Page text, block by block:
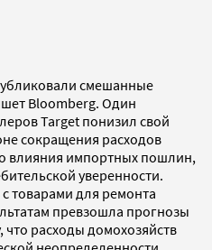
смешанные
Bloomberg. Один
Target понизил свой
сокращения расходов
влияния импортных пошлин,
уверенности.
с товарами для ремонта
превзошла прогнозы
расходы домохозяйств